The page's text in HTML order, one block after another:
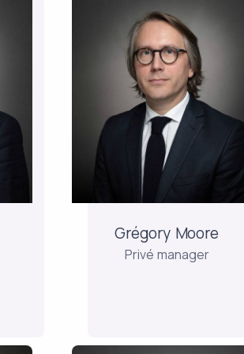
Grégory Moore
Privé manager
Grégory Moore
Privé manager
Na tien jaar bij Montségur
Finance staat hij nu in voor
het beheer en de
ontwikkeling van de
effectenrekeningen, de
aandelenspaarplannen en
levensverzekeringsmandaten
naar Frans en Luxemburgs